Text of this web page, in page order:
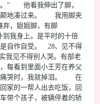
。” 他看我伸出了脚，
颠地凑过来。 我用脚夹
弃，姐姐脚，有脚
我身上。是平时的十倍
自作自受。 28、见不得
见不得别人哭。有部老
每看到里面小王芳在养父
痛哭时，我就掉泪。 在
家的一帮人出去吃饭，回
带个孩子，被辆停着的轿